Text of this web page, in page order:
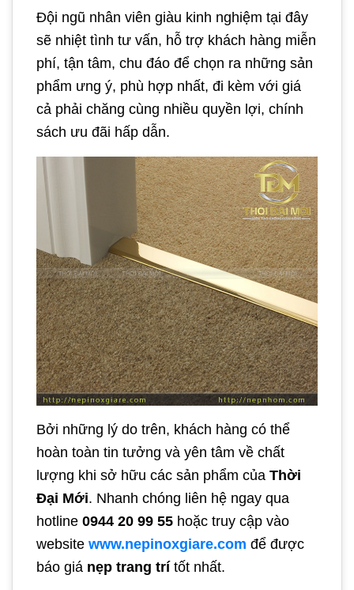
Đội ngũ nhân viên giàu kinh nghiệm tại đây
sẽ nhiệt tình tư vấn, hỗ trợ khách hàng miễn
phí, tận tâm, chu đáo để chọn ra những sản
phẩm ưng ý, phù hợp nhất, đi kèm với giá
cả phải chăng cùng nhiều quyền lợi, chính
sách ưu đãi hấp dẫn.
Bởi những lý do trên, khách hàng có thể
hoàn toàn tin tưởng và yên tâm về chất
lượng khi sở hữu các sản phẩm của Thời
Đại Mới. Nhanh chóng liên hệ ngay qua
hotline 0944 20 99 55 hoặc truy cập vào
website www.nepinoxgiare.com để được
báo giá nẹp trang trí tốt nhất.